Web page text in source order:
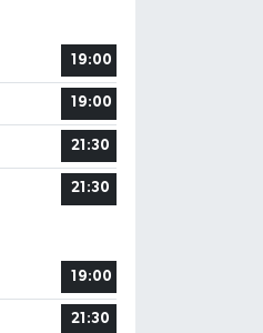
19:00
19:00
21:30
21:30
19:00
21:30